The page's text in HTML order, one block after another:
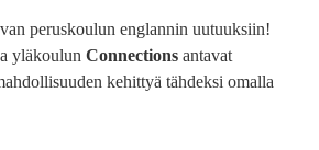
peruskoulun englannin uutuuksiin!
yläkoulun Connections antavat
kehittyä tähdeksi omalla